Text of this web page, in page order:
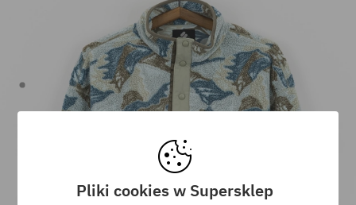
Pliki cookies w Supersklep